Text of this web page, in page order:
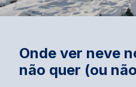
Onde ver neve
não quer (ou